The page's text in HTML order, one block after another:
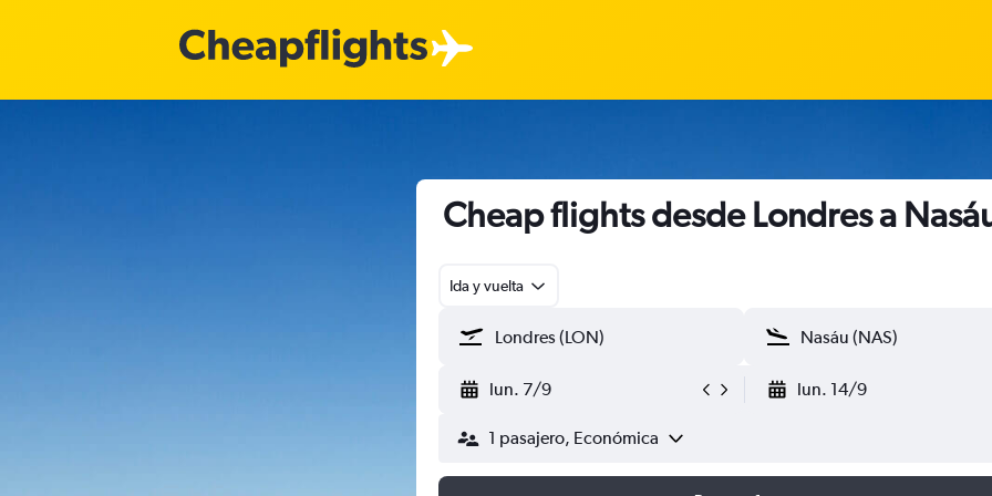
Cheap flights desde Londres a
Ida y vuelta
lun. 7/9 lun. 14/9
1 pasajero, Económica